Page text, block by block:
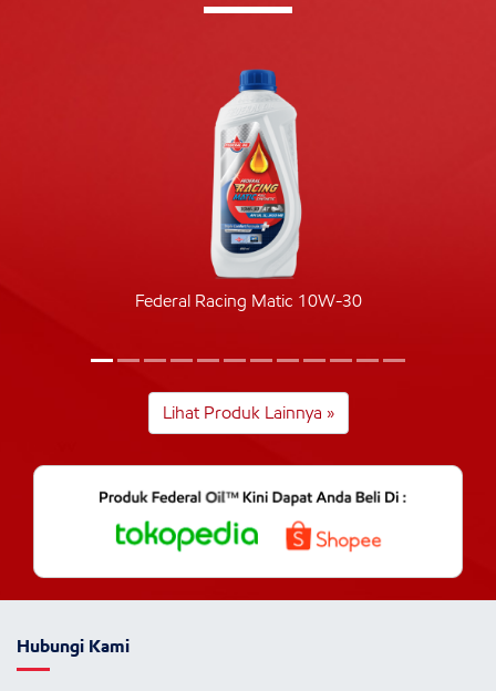
Federal Racing Matic 10W-30
Lihat Produk Lainnya »
Hubungi Kami